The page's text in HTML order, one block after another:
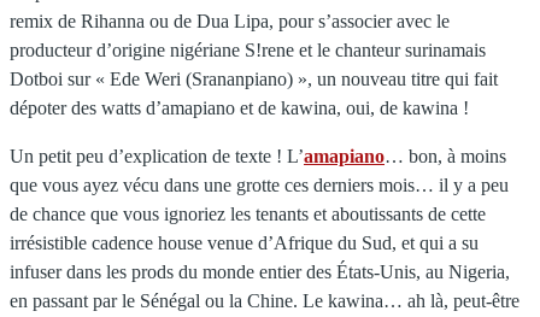
remix de Rihanna ou de Dua Lipa, pour s’associer avec le
producteur d’origine nigériane S!rene et le chanteur surinamais
Dotboi sur « Ede Weri (Srananpiano) », un nouveau titre qui fait
dépoter des watts d’amapiano et de kawina, oui, de kawina !
Un petit peu d’explication de texte ! L’amapiano… bon, à moins
que vous ayez vécu dans une grotte ces derniers mois… il y a peu
de chance que vous ignoriez les tenants et aboutissants de cette
irrésistible cadence house venue d’Afrique du Sud, et qui a su
infuser dans les prods du monde entier des États-Unis, au Nigeria,
en passant par le Sénégal ou la Chine. Le kawina… ah là, peut-être